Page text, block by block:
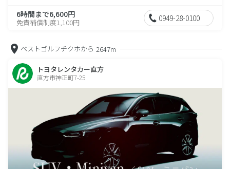
6時間まで6,600円
免責補償制度1,100円 0949-28-0100
ベストゴルフチクホから 2647m
トヨタレンタカー直方
直方市神正町7-25